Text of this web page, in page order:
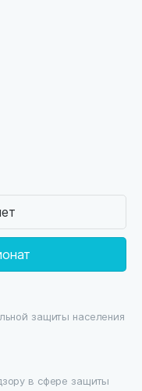
защиты населения
в сфере защиты